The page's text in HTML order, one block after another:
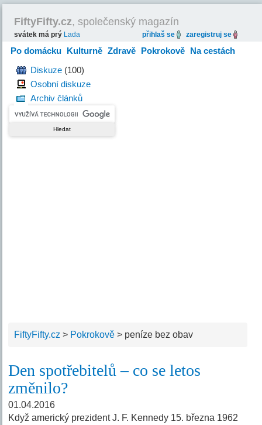
FiftyFifty.cz, společenský magazín
svátek má prý Lada přihlaš se zaregistruj se
Po domácku Kulturně Zdravě Pokrokově Na cestách
HravěDiskuze (100)
Osobní diskuze
Archiv článků
FiftyFifty.cz > Pokrokově > peníze bez obav
Den spotřebitelů – co se letos
změnilo?
01.04.2016
Když americký prezident J. F. Kennedy 15. března 1962